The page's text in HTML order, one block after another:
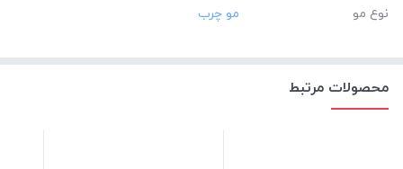
نوع مو
محصولات مرتبط